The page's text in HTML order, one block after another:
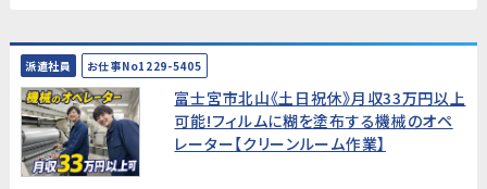
派遣社員 お仕事No1229-5405
富士宮市北山《土日祝休》月収33万円以上
可能!フィルムに糊を塗布する機械のオペ
レーター【クリーンルーム作業】